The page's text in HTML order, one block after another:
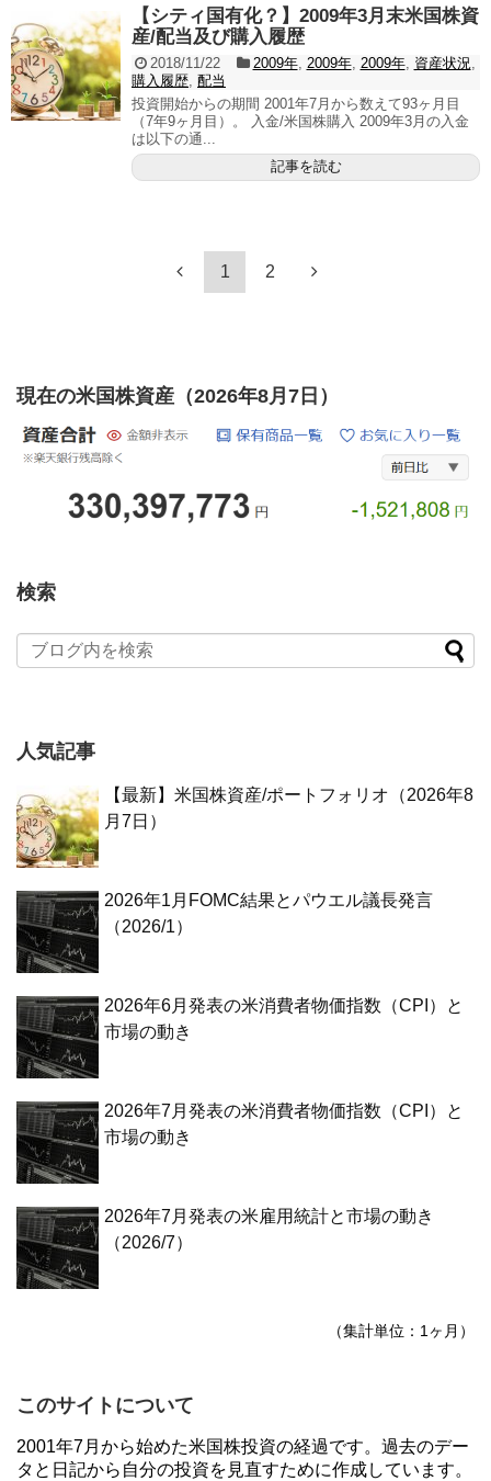
【シティ国有化？】2009年3月末米国株資
産/配当及び購入履歴
2018/11/22 2009年, 2009年, 2009年, 資産状況,
購入履歴, 配当
投資開始からの期間 2001年7月から数えて93ヶ月目
（7年9ヶ月目）。 入金/米国株購入 2009年3月の入金
は以下の通...
記事を読む
1 2
現在の米国株資産（2026年8月7日）
検索
人気記事
【最新】米国株資産/ポートフォリオ（2026年8
月7日）
2026年1月FOMC結果とパウエル議長発言
（2026/1）
2026年6月発表の米消費者物価指数（CPI）と
市場の動き
2026年7月発表の米消費者物価指数（CPI）と
市場の動き
2026年7月発表の米雇用統計と市場の動き
（2026/7）
（集計単位：1ヶ月）
このサイトについて
2001年7月から始めた米国株投資の経過です。過去のデー
タと日記から自分の投資を見直すために作成しています。